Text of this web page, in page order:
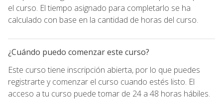
el curso. El tiempo asignado para completarlo se ha
calculado con base en la cantidad de horas del curso.
¿Cuándo puedo comenzar este curso?
Este curso tiene inscripción abierta, por lo que puedes
registrarte y comenzar el curso cuando estés listo. El
acceso a tu curso puede tomar de 24 a 48 horas hábiles.